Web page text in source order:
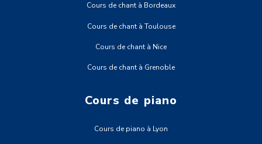
Cours de chant à Bordeaux
Cours de chant à Toulouse
Cours de chant à Nice
Cours de chant à Grenoble
Cours de piano
Cours de piano à Lyon